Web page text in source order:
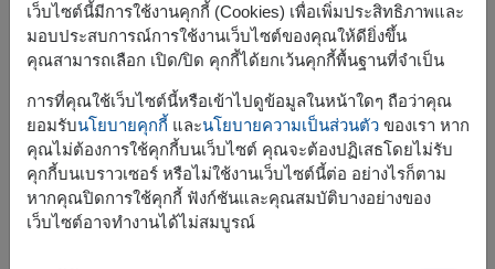
ขนาดโดยประมาณ:
กว้าง: 35 ซม. x ยาว: 22 ซม. x สูง: 40 ซม.
กระเช้าของขวัญ – ของขวัญที่แสดงถึงความใส่ใจและ
ความปรารถนาดี
มอบกระเช้าของขวัญคุณภาพเยี่ยมที่เต็มไปด้วยความห่วงใย
เหมาะสำหรับทุกโอกาส เพื่อให้คนที่คุณรักได้สัมผัสถึงความ
เว็บไซต์นี้มีการใช้งานคุกกี้ (Cookies) เพื่อเพิ่มประสิทธิภาพและ
มอบประสบการณ์การใช้งานเว็บไซต์ของคุณให้ดียิ่งขึ้น
คุณสามารถเลือก เปิด/ปิด คุกกี้ได้ยกเว้นคุกกี้พื้นฐานที่จำเป็น
การที่คุณใช้เว็บไซต์นี้หรือเข้าไปดูข้อมูลในหน้าใดๆ ถือว่าคุณ
ยอมรับนโยบายคุกกี้ และนโยบายความเป็นส่วนตัวของเรา หาก
คุณไม่ต้องการใช้คุกกี้บนเว็บไซต์ คุณจะต้องปฏิเสธโดยไม่รับ
คุกกี้บนเบราวเซอร์ หรือไม่ใช้งานเว็บไซต์นี้ต่อ อย่างไรก็ตาม
หากคุณปิดการใช้คุกกี้ ฟังก์ชันและคุณสมบัติบางอย่างของ
เว็บไซต์อาจทำงานได้ไม่สมบูรณ์